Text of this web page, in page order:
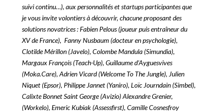
suivi continu…), aux personnalités et startups participantes que
je vous invite volontiers à découvrir, chacune proposant des
solutions novatrices : Fabien Pelous (joueur puis entraîneur du
XV de France), Fanny Nusbaum (docteur en psychologie),
Clotilde Mérillon (Javelo), Colombe Mandula (Simundia),
Margaux François (Teach-Up), Guillaume d’Ayguesvives
(Moka.Care), Adrien Vicard (Welcome To The Jungle), Julien
Niquet (Epsor), Philippe Jannet (Yaniro), Loïc Journdain (Simbel),
Calixte Bonnet Saint George (Avizio) Alexandre Grenier,
(Workelo), Emeric Kubiak (Assessfirst), Camille Cosnesfroy